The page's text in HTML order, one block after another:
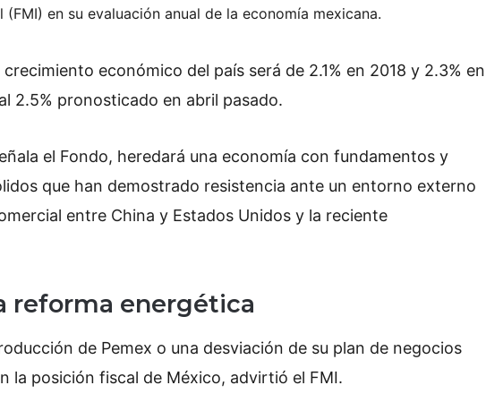
en su evaluación anual de la economía mexicana.
económico del país será de 2.1% en 2018 y 2.3% en
2.5% pronosticado en abril pasado.
el Fondo, heredará una economía con fundamentos y
que han demostrado resistencia ante un entorno externo
entre China y Estados Unidos y la reciente
reforma energética
de Pemex o una desviación de su plan de negocios
la posición fiscal de México, advirtió el FMI.